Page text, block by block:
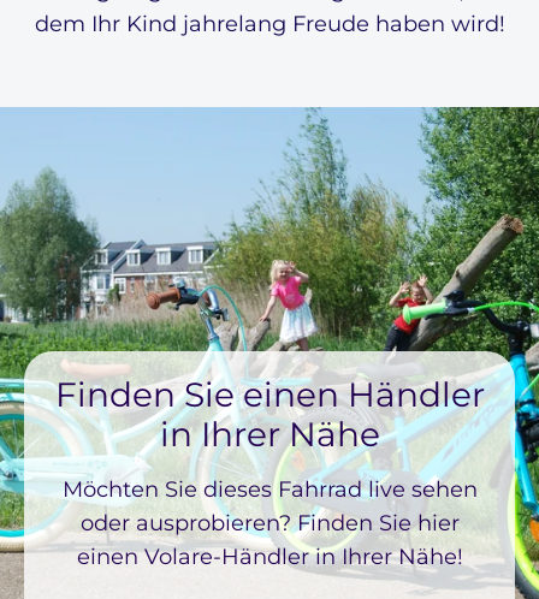
dem Ihr Kind jahrelang Freude haben wird!
Finden Sie einen Händler
in Ihrer Nähe
Möchten Sie dieses Fahrrad live sehen
oder ausprobieren? Finden Sie hier
einen Volare-Händler in Ihrer Nähe!